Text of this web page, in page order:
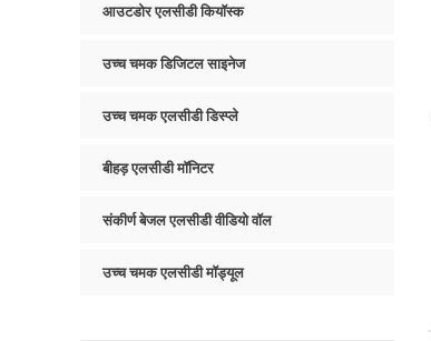
आउटडोर एलसीडी कियॉस्क
उच्च चमक डिजिटल साइनेज
उच्च चमक एलसीडी डिस्प्ले
बीहड़ एलसीडी मॉनिटर
संकीर्ण बेजल एलसीडी वीडियो वॉल
उच्च चमक एलसीडी मॉड्यूल